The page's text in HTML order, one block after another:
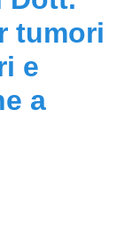
tumori
e
a